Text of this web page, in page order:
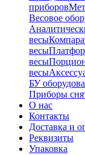
приборов
Весовое
весы
весы
весы
весы
БУ
Приборы
О нас
Контакты
Доставка и
Реквизиты
Упаковка